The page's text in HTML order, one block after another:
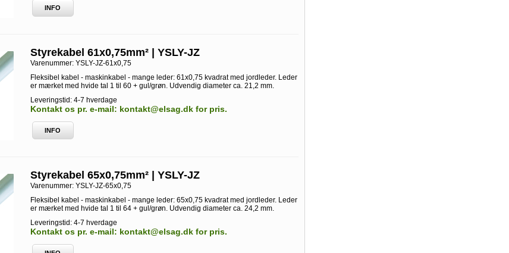
INFO
Styrekabel 61x0,75mm² | YSLY-JZ
Varenummer: YSLY-JZ-61x0,75
Fleksibel kabel - maskinkabel - mange leder: 61x0,75 kvadrat med jordleder. Leder
er mærket med hvide tal 1 til 60 + gul/grøn. Udvendig diameter ca. 21,2 mm.
Leveringstid: 4-7 hverdage
Kontakt os pr. e-mail: kontakt@elsag.dk for pris.
INFO
Styrekabel 65x0,75mm² | YSLY-JZ
Varenummer: YSLY-JZ-65x0,75
Fleksibel kabel - maskinkabel - mange leder: 65x0,75 kvadrat med jordleder. Leder
er mærket med hvide tal 1 til 64 + gul/grøn. Udvendig diameter ca. 24,2 mm.
Leveringstid: 4-7 hverdage
Kontakt os pr. e-mail: kontakt@elsag.dk for pris.